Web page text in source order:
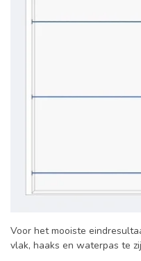
Voor het mooiste
vlak, haaks en waterpas te